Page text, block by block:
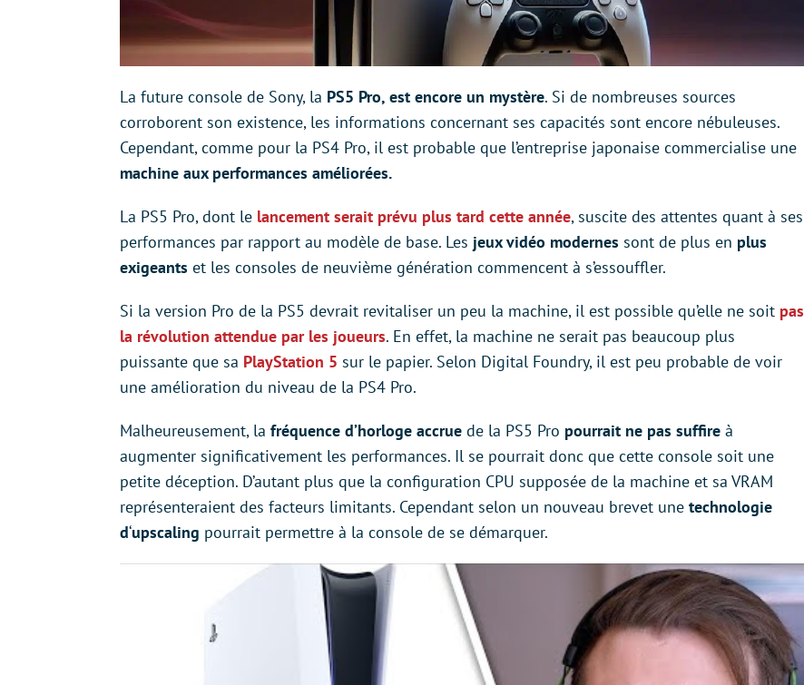
La future console de Sony, la PS5 Pro, est encore un mystère. Si de nombreuses sources
corroborent son existence, les informations concernant ses capacités sont encore nébuleuses.
Cependant, comme pour la PS4 Pro, il est probable que l’entreprise japonaise commercialise une
machine aux performances améliorées.
La PS5 Pro, dont le lancement serait prévu plus tard cette année, suscite des attentes quant à ses
performances par rapport au modèle de base. Les jeux vidéo modernes sont de plus en plus
exigeants et les consoles de neuvième génération commencent à s’essouffler.
Si la version Pro de la PS5 devrait revitaliser un peu la machine, il est possible qu’elle ne soit pas
la révolution attendue par les joueurs. En effet, la machine ne serait pas beaucoup plus
puissante que sa PlayStation 5 sur le papier. Selon Digital Foundry, il est peu probable de voir
une amélioration du niveau de la PS4 Pro.
Malheureusement, la fréquence d’horloge accrue de la PS5 Pro pourrait ne pas suffire à
augmenter significativement les performances. Il se pourrait donc que cette console soit une
petite déception. D’autant plus que la configuration CPU supposée de la machine et sa VRAM
représenteraient des facteurs limitants. Cependant selon un nouveau brevet une technologie
d‘upscaling pourrait permettre à la console de se démarquer.